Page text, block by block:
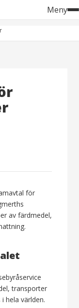
Meny
för
av färdmedel,
transporter
hela världen.